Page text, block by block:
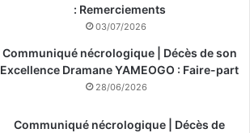
: Remerciements
03/07/2026
Communiqué nécrologique | Décès de son
Excellence Dramane YAMEOGO : Faire-part
28/06/2026
Communiqué nécrologique | Décès de